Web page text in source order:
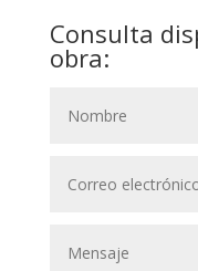
Consulta
obra: